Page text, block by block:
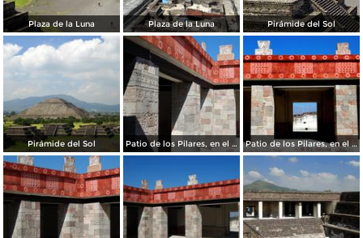
Plaza de la Luna Plaza de la Luna Pirámide del Sol
Pirámide del Sol Patio de los Pilares, en el Palacio de Quetzalpapálotl Patio de los Pilares, en el Palacio de Quetzalpapálotl